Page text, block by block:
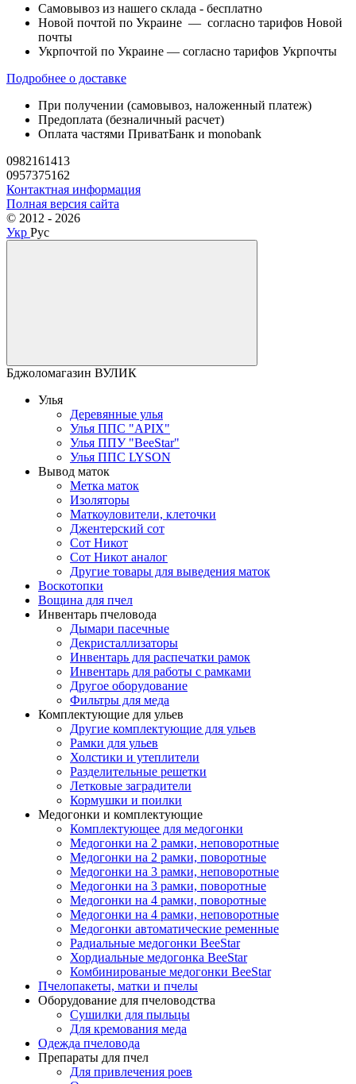
Самовывоз из нашего склада - бесплатно
Новой почтой по Украине — согласно тарифов Новой
почты
Укрпочтой по Украине — согласно тарифов Укрпочты
Подробнее о доставке
При получении (самовывоз, наложенный платеж)
Предоплата (безналичный расчет)
Оплата частями ПриватБанк и monobank
0982161413
0957375162
Контактная информация
Полная версия сайта
© 2012 - 2026
Укр Рус
Бджоломагазин ВУЛИК
Улья
Деревянные улья
Улья ППС "APIX"
Улья ППУ "BeeStar"
Улья ППС LYSON
Вывод маток
Метка маток
Изоляторы
Маткоуловители, клеточки
Джентерский сот
Сот Никот
Сот Никот аналог
Другие товары для выведения маток
Воскотопки
Вощина для пчел
Инвентарь пчеловода
Дымари пасечные
Декристаллизаторы
Инвентарь для распечатки рамок
Инвентарь для работы с рамками
Другое оборудование
Фильтры для меда
Комплектующие для ульев
Другие комплектующие для ульев
Рамки для ульев
Холстики и утеплители
Разделительные решетки
Летковые заградители
Кормушки и поилки
Медогонки и комплектующие
Комплектующее для медогонки
Медогонки на 2 рамки, неповоротные
Медогонки на 2 рамки, поворотные
Медогонки на 3 рамки, неповоротные
Медогонки на 3 рамки, поворотные
Медогонки на 4 рамки, поворотные
Медогонки на 4 рамки, неповоротные
Медогонки автоматические ременные
Радиальные медогонки BeeStar
Хордиальные медогонка BeeStar
Комбинированые медогонки BeeStar
Пчелопакеты, матки и пчелы
Оборудование для пчеловодства
Сушилки для пыльцы
Для кремования меда
Одежда пчеловода
Препараты для пчел
Для привлечения роев